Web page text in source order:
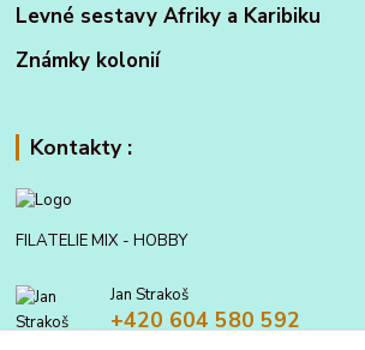
Levné sestavy Afriky a Karibiku
Známky kolonií
Kontakty :
FILATELIE MIX - HOBBY
Jan Strakoš
+420 604 580 592